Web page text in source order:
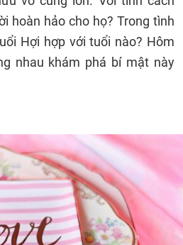
hoàn hảo cho họ? Trong tình
Hợi hợp với tuổi nào? Hôm
nhau khám phá bí mật này